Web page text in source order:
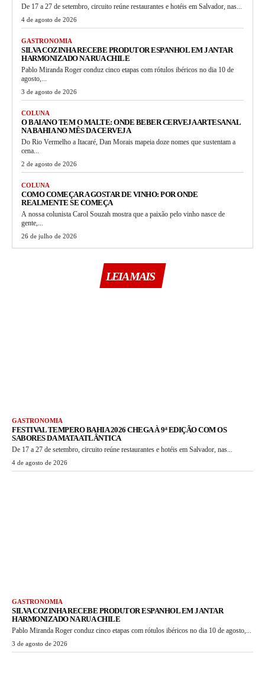
De 17 a 27 de setembro, circuito reúne restaurantes e hotéis em Salvador, nas...
4 de agosto de 2026
GASTRONOMIA
SILVA COZINHA RECEBE PRODUTOR ESPANHOL EM JANTAR
HARMONIZADO NA RUA CHILE
Pablo Miranda Roger conduz cinco etapas com rótulos ibéricos no dia 10 de
agosto,...
3 de agosto de 2026
COLUNA
O BAIANO TEM O MALTE: ONDE BEBER CERVEJA ARTESANAL
NA BAHIA NO MÊS DA CERVEJA
Do Rio Vermelho a Itacaré, Dan Morais mapeia doze nomes que sustentam a
cena...
2 de agosto de 2026
COLUNA
COMO COMEÇAR A GOSTAR DE VINHO: POR ONDE
REALMENTE SE COMEÇA
A nossa colunista Carol Souzah mostra que a paixão pelo vinho nasce de
gente,...
26 de julho de 2026
LEIA MAIS
GASTRONOMIA
FESTIVAL TEMPERO BAHIA 2026 CHEGA À 9ª EDIÇÃO COM OS
SABORES DA MATA ATLÂNTICA
De 17 a 27 de setembro, circuito reúne restaurantes e hotéis em Salvador, nas...
4 de agosto de 2026
GASTRONOMIA
SILVA COZINHA RECEBE PRODUTOR ESPANHOL EM JANTAR
HARMONIZADO NA RUA CHILE
Pablo Miranda Roger conduz cinco etapas com rótulos ibéricos no dia 10 de agosto,...
3 de agosto de 2026